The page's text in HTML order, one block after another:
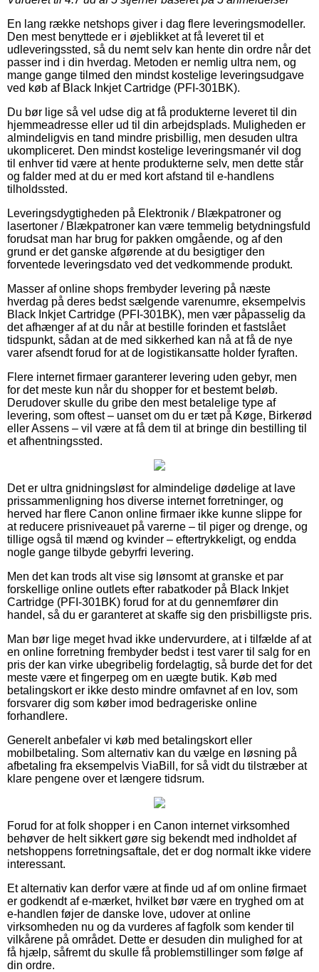
En lang række netshops giver i dag flere leveringsmodeller.
Den mest benyttede er i øjeblikket at få leveret til et
udleveringssted, så du nemt selv kan hente din ordre når det
passer ind i din hverdag. Metoden er nemlig ultra nem, og
mange gange tilmed den mindst kostelige leveringsudgave
ved køb af Black Inkjet Cartridge (PFI-301BK).
Du bør lige så vel udse dig at få produkterne leveret til din
hjemmeadresse eller ud til din arbejdsplads. Muligheden er
almindeligvis en tand mindre prisbillig, men desuden ultra
ukompliceret. Den mindst kostelige leveringsmanér vil dog
til enhver tid være at hente produkterne selv, men dette står
og falder med at du er med kort afstand til e-handlens
tilholdssted.
Leveringsdygtigheden på Elektronik / Blækpatroner og
lasertoner / Blækpatroner kan være temmelig betydningsfuld
forudsat man har brug for pakken omgående, og af den
grund er det ganske afgørende at du besigtiger den
forventede leveringsdato ved det vedkommende produkt.
Masser af online shops frembyder levering på næste
hverdag på deres bedst sælgende varenumre, eksempelvis
Black Inkjet Cartridge (PFI-301BK), men vær påpasselig da
det afhænger af at du når at bestille forinden et fastslået
tidspunkt, sådan at de med sikkerhed kan nå at få de nye
varer afsendt forud for at de logistikansatte holder fyraften.
Flere internet firmaer garanterer levering uden gebyr, men
for det meste kun når du shopper for et bestemt beløb.
Derudover skulle du gribe den mest betalelige type af
levering, som oftest – uanset om du er tæt på Køge, Birkerød
eller Assens – vil være at få dem til at bringe din bestilling til
et afhentningssted.
Det er ultra gnidningsløst for almindelige dødelige at lave
prissammenligning hos diverse internet forretninger, og
herved har flere Canon online firmaer ikke kunne slippe for
at reducere prisniveauet på varerne – til piger og drenge, og
tillige også til mænd og kvinder – eftertrykkeligt, og endda
nogle gange tilbyde gebyrfri levering.
Men det kan trods alt vise sig lønsomt at granske et par
forskellige online outlets efter rabatkoder på Black Inkjet
Cartridge (PFI-301BK) forud for at du gennemfører din
handel, så du er garanteret at skaffe sig den prisbilligste pris.
Man bør lige meget hvad ikke undervurdere, at i tilfælde af at
en online forretning frembyder bedst i test varer til salg for en
pris der kan virke ubegribelig fordelagtig, så burde det for det
meste være et fingerpeg om en uægte butik. Køb med
betalingskort er ikke desto mindre omfavnet af en lov, som
forsvarer dig som køber imod bedrageriske online
forhandlere.
Generelt anbefaler vi køb med betalingskort eller
mobilbetaling. Som alternativ kan du vælge en løsning på
afbetaling fra eksempelvis ViaBill, for så vidt du tilstræber at
klare pengene over et længere tidsrum.
Forud for at folk shopper i en Canon internet virksomhed
behøver de helt sikkert gøre sig bekendt med indholdet af
netshoppens forretningsaftale, det er dog normalt ikke videre
interessant.
Et alternativ kan derfor være at finde ud af om online firmaet
er godkendt af e-mærket, hvilket bør være en tryghed om at
e-handlen føjer de danske love, udover at online
virksomheden nu og da vurderes af fagfolk som kender til
vilkårene på området. Dette er desuden din mulighed for at
få hjælp, såfremt du skulle få problemstillinger som følge af
din ordre.